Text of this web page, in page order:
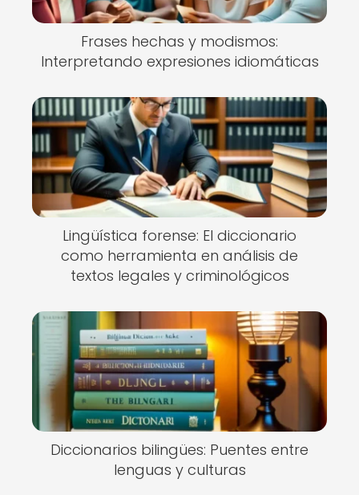
Frases hechas y modismos:
Interpretando expresiones idiomáticas
Lingüística forense: El diccionario
como herramienta en análisis de
textos legales y criminológicos
Diccionarios bilingües: Puentes entre
lenguas y culturas